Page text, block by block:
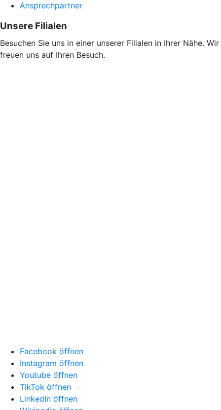
Ansprechpartner
Unsere Filialen
Besuchen Sie uns in einer unserer Filialen in Ihrer Nähe. Wir
freuen uns auf Ihren Besuch.
Facebook öffnen
Instagram öffnen
Youtube öffnen
TikTok öffnen
LinkedIn öffnen